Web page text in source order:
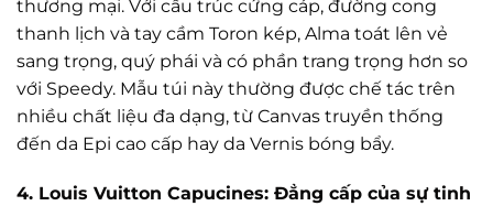
thương mại. Với cấu trúc cứng cáp, đường cong
thanh lịch và tay cầm Toron kép, Alma toát lên vẻ
sang trọng, quý phái và có phần trang trọng hơn so
với Speedy. Mẫu túi này thường được chế tác trên
nhiều chất liệu đa dạng, từ Canvas truyền thống
đến da Epi cao cấp hay da Vernis bóng bẩy.
4. Louis Vuitton Capucines: Đẳng cấp của sự tinh